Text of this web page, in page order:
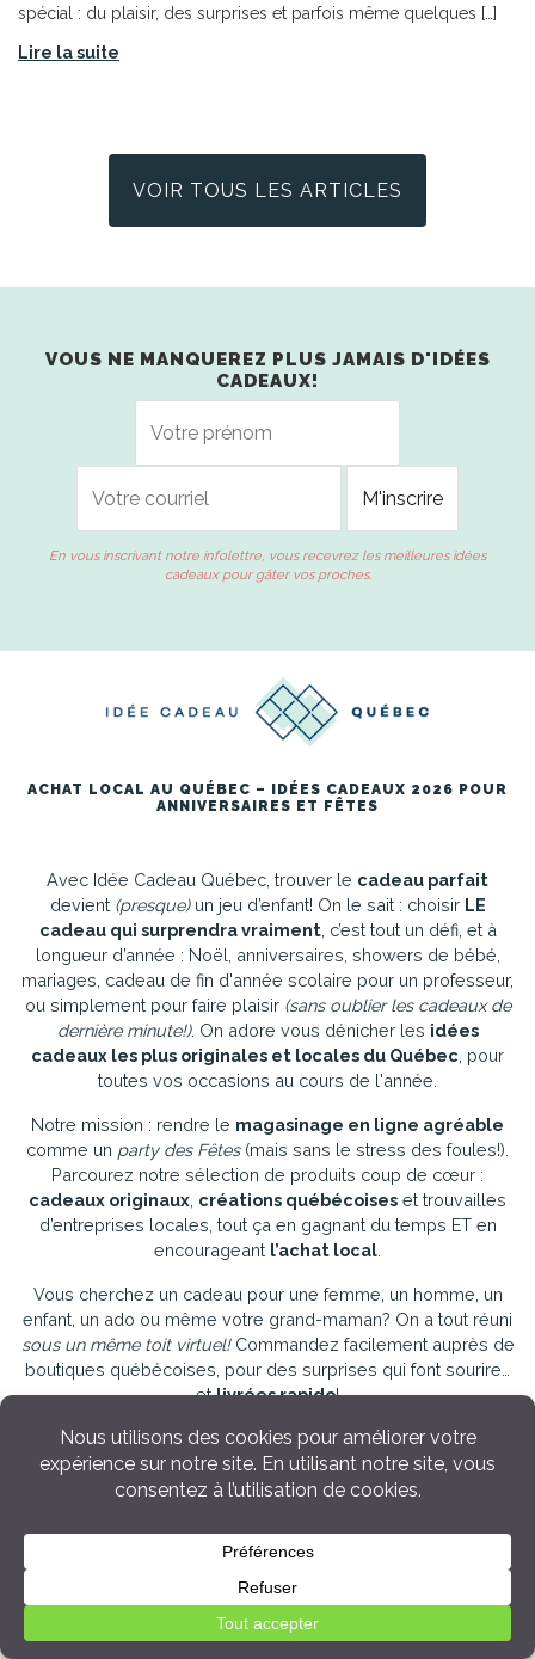
spécial : du plaisir, des surprises et parfois même quelques […]
Lire la suite
VOIR TOUS LES ARTICLES
VOUS NE MANQUEREZ PLUS JAMAIS D'IDÉES
CADEAUX!
En vous inscrivant notre infolettre, vous recevrez les meilleures idées
cadeaux pour gâter vos proches.
ACHAT LOCAL AU QUÉBEC – IDÉES CADEAUX 2026 POUR
ANNIVERSAIRES ET FÊTES
Avec Idée Cadeau Québec, trouver le cadeau parfait
devient (presque)un jeu d’enfant! On le sait : choisir LE
cadeau qui surprendra vraiment, c’est tout un défi, et à
longueur d’année : Noël, anniversaires, showers de bébé,
mariages, cadeau de fin d'année scolaire pour un professeur,
ou simplement pour faire plaisir (sans oublier les cadeaux de
dernière minute!). On adore vous dénicher les idées
cadeaux les plus originales et locales du Québec, pour
toutes vos occasions au cours de l'année.
Notre mission : rendre le magasinage en ligne agréable
comme un party des Fêtes(mais sans le stress des foules!).
Parcourez notre sélection de produits coup de cœur :
cadeaux originaux, créations québécoises et trouvailles
d’entreprises locales, tout ça en gagnant du temps ET en
encourageant l’achat local.
Vous cherchez un cadeau pour une femme, un homme, un
enfant, un ado ou même votre grand-maman? On a tout réuni
sous un même toit virtuel!Commandez facilement auprès de
boutiques québécoises, pour des surprises qui font sourire…
etlivrées rapido!
Toujours en panne d’idées, besoin d'inspiration? Ne vous
inquiétez pas, c’est notre spécialité! Découvrez quelques-uns
de nos guides et sélections juste ici :
👶Cadeaux de Shower & Naissance de bébé
Cadeau de mariage & nouveaux mariés
20 cadeaux pour une meilleure amie
🤰Cadeaux pour une nouvelle maman
20 idées pour une grand-maman